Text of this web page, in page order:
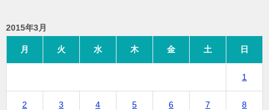
2015年3月
月 火 水 木 金 土 日
1
2 3 4 5 6 7 8